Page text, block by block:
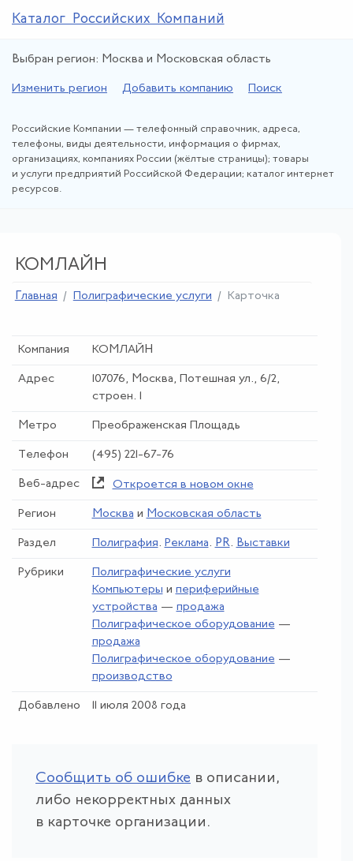
Каталог Российских Компаний
Выбран регион: Москва и Московская область
Изменить регион Добавить компанию Поиск
Российские Компании — телефонный справочник, адреса,
телефоны, виды деятельности, информация о фирмах,
организациях, компаниях России (жёлтые страницы); товары
и услуги предприятий Российской Федерации; каталог интернет
ресурсов.
КОМЛАЙН
Главная Полиграфические услуги Карточка
Компания КОМЛАЙН
Адрес
107076, Москва, Потешная ул., 6/2,
строен. 1
Метро Преображенская Площадь
Телефон (495) 221-67-76
Веб-адрес Откроется в новом окне
Регион Москва и Московская область
Раздел Полиграфия. Реклама. PR. Выставки
Рубрики
Полиграфические услуги
Компьютеры и периферийные
устройства — продажа
Полиграфическое оборудование —
продажа
Полиграфическое оборудование —
производство
Добавлено 11 июля 2008 года
Сообщить об ошибке в описании,
либо некорректных данных
в карточке организации.